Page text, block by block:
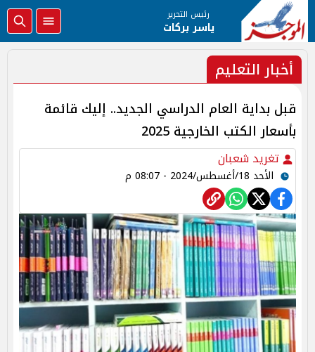
رئيس التحرير
ياسر بركات
أخبار التعليم
قبل بداية العام الدراسي الجديد.. إليك قائمة
بأسعار الكتب الخارجية 2025
تغريد شعبان
الأحد 18/أغسطس/2024 - 08:07 م